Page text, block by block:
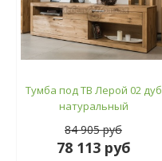
Тумба под ТВ Лерой 02 дуб
натуральный
84 905 руб
78 113 руб